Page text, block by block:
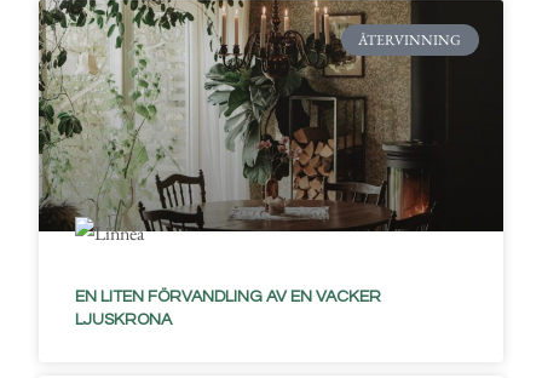
ÅTERVINNING
EN LITEN FÖRVANDLING AV EN VACKER
LJUSKRONA